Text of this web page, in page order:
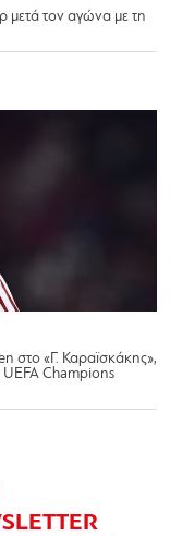
μετά τον αγώνα με τη
στο «Γ. Καραϊσκάκης»,
UEFA Champions